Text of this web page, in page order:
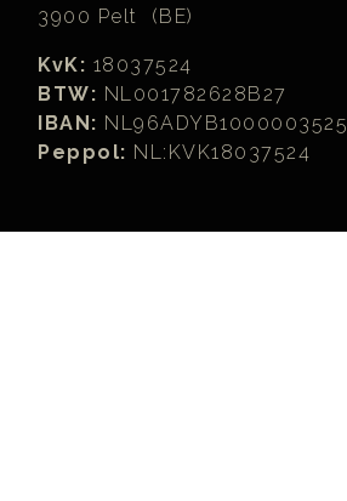
3900 Pelt (BE)
KvK: 18037524
BTW: NL001782628B27
IBAN: NL96ADYB1000003525
Peppol: NL:KVK18037524